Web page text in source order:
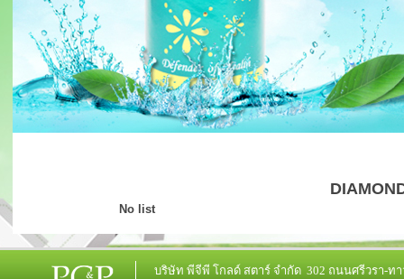
No list
บริษัท พีจีพี โกลด์ สตาร์ จำกัด 302 ถนนศรีวรา-ท